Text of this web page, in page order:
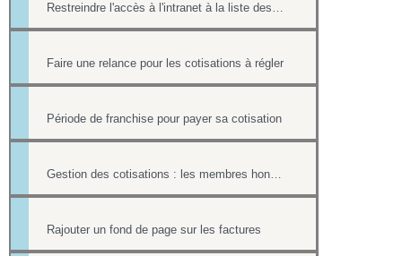
Restreindre l'accès à l'intranet à la liste des cotisants
Faire une relance pour les cotisations à régler
Période de franchise pour payer sa cotisation
Gestion des cotisations : les membres honoraires et ayants droit
Rajouter un fond de page sur les factures